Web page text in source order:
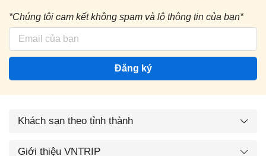
*Chúng tôi cam kết không spam và lộ thông tin của bạn*
Đăng ký
Khách sạn theo tỉnh thành
Giới thiệu VNTRIP